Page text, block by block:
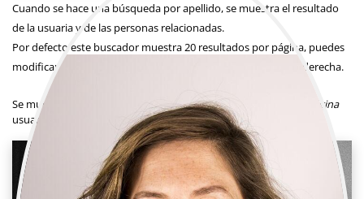
Cuando se hace una búsqueda por apellido, se muestra el resultado
de la usuaria y de las personas relacionadas.
Por defecto este buscador muestra 20 resultados por página, puedes
modificar el número en el siguiente desplegable situado a la derecha.
Se muestra un total de
usuarias.
Resultados por página